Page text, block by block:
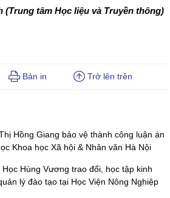
(Trung tâm Học liệu và Truyền thông)
Bản in Trở lên trên
Hồng Giang bảo vệ thành công luận án
Khoa học Xã hội & Nhân văn Hà Nội
Hùng Vương trao đổi, học tập kinh
lý đào tạo tại Học Viện Nông Nghiệp